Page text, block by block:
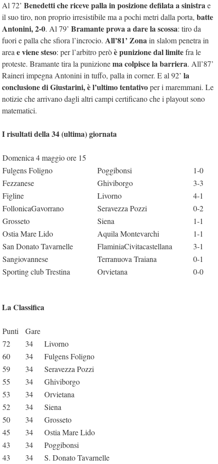
Al 72’ Benedetti che riceve palla in posizione defilata a sinistrae
il suo tiro, non proprio irresistibile ma a pochi metri dalla porta, batte
Antonini, 2-0. Al 79’ Bramante prova a dare la scossa: tiro da
fuori e palla che sfiora l’incrocio. All’81’ Zonain slalom penetra in
area e viene steso: per l’arbitro peròè punizione dal limitefra le
proteste. Bramante tira la punizionema colpisce la barriera. All’87’
Raineri impegna Antonini in tuffo, palla in corner. E al 92’ la
conclusione di Giustarini, è l’ultimo tentativoper i maremmani. Le
notizie che arrivano dagli altri campi certificano che i playout sono
matematici.
I risultati della 34 (ultima) giornata
Domenica 4 maggio ore 15
Fulgens Foligno
Poggibonsi
1-0
Fezzanese
Ghiviborgo
3-3
Figline
Livorno
4-1
FollonicaGavorrano
Seravezza Pozzi
0-2
Grosseto
Siena
1-1
Ostia Mare Lido
Aquila Montevarchi
1-1
San Donato Tavarnelle
FlaminiaCivitacastellana
3-1
Sangiovannese
Terranuova Traiana
0-1
Sporting club Trestina
Orvietana 0-0
La Classifica
Punti
Gare
72
34
Livorno
60
34
Fulgens Foligno
59
34
Seravezza Pozzi
55
34
Ghiviborgo
53
34
Orvietana
52
34
Siena
50
34
Grosseto
45
34
Ostia Mare Lido
43
34
Poggibonsi
43
34
S. Donato Tavarnelle